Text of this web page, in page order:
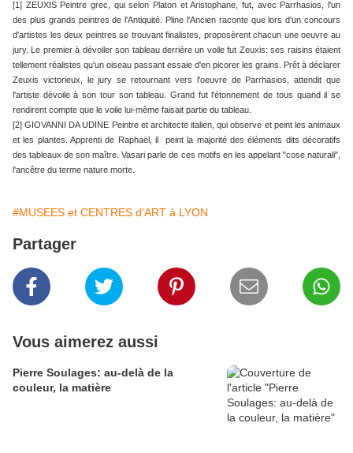
[1] ZEUXIS Peintre grec, qui selon Platon et Aristophane, fut, avec Parrhasios, l'un
des plus grands peintres de l'Antiquité. Pline l'Ancien raconte que lors d'un concours
d'artistes les deux peintres se trouvant finalistes, proposèrent chacun une oeuvre au
jury. Le premier à dévoiler son tableau derrière un voile fut Zeuxis: ses raisins étaient
tellement réalistes qu'un oiseau passant essaie d'en picorer les grains. Prêt à déclarer
Zeuxis victorieux, le jury se retournant vers l'oeuvre de Parrhasios, attendit que
l'artiste dévoile à son tour son tableau. Grand fut l'étonnement de tous quand il se
rendirent compte que le voile lui-même faisait partie du tableau.
[2] GIOVANNI DA UDINE Peintre et architecte italien, qui observe et peint les animaux
et les plantes. Apprenti de Raphaël, il peint la majorité des éléments dits décoratifs
des tableaux de son maître. Vasari parle de ces motifs en les appelant "cose naturali",
l'ancêtre du terme nature morte.
#MUSEES et CENTRES d'ART à LYON
Partager
Vous aimerez aussi
Pierre Soulages: au-delà de la
couleur, la matière